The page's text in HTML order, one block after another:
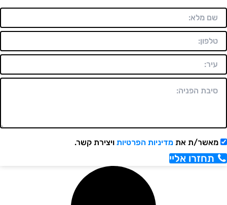
ת אתמדיניות הפרטיותויצירת קשר.
תחזרו אליי